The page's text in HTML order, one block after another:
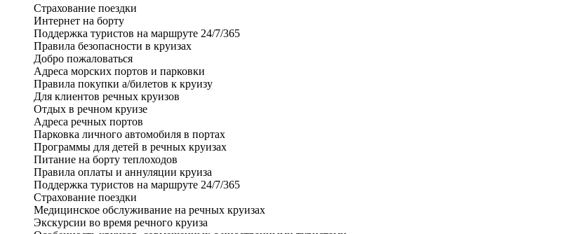
Страхование поездки
Интернет на борту
Поддержка туристов на маршруте 24/7/365
Правила безопасности в круизах
Добро пожаловаться
Адреса морских портов и парковки
Правила покупки а/билетов к круизу
Для клиентов речных круизов
Отдых в речном круизе
Адреса речных портов
Парковка личного автомобиля в портах
Программы для детей в речных круизах
Питание на борту теплоходов
Правила оплаты и аннуляции круиза
Поддержка туристов на маршруте 24/7/365
Страхование поездки
Медицинское обслуживание на речных круизах
Экскурсии во время речного круиза